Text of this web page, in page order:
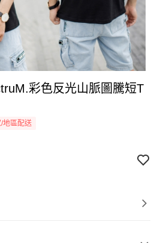
彩色反光山脈圖騰短T
/地區配送